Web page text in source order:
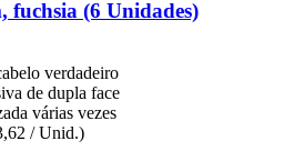
fuchsia (6 Unidades)
verdadeiro
de dupla face
várias vezes
/ Unid.)